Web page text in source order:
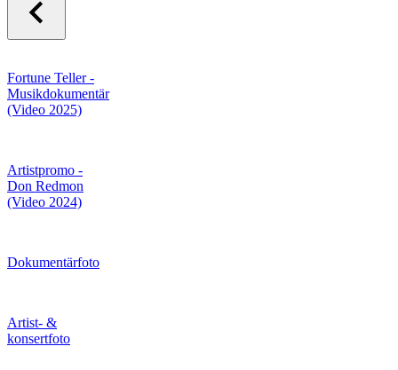
Fortune Teller -
Musikdokumentär
(Video 2025)
Artistpromo -
Don Redmon
(Video 2024)
Dokumentärfoto
Artist- &
konsertfoto